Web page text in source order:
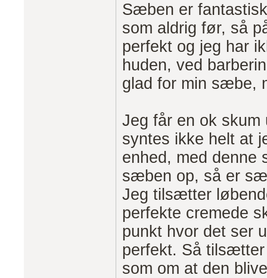
Sæben er
som aldrig før, så
perfekt og jeg har
huden, ved
glad for min sæbe,
Jeg får en ok
syntes ikke helt at
enhed, med denne
sæben op, så er
Jeg tilsætter
perfekte cremede
punkt hvor det ser
perfekt. Så
som om at den